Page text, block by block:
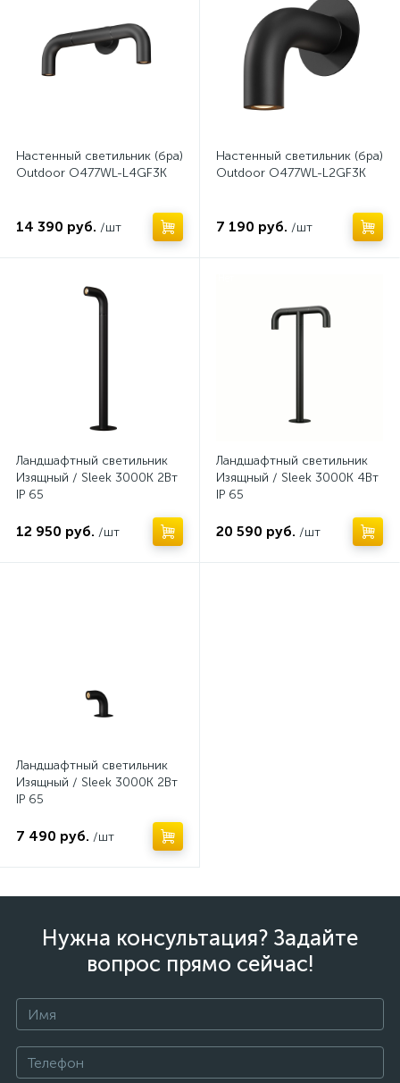
Настенный светильник (бра)
Outdoor O477WL-L4GF3K
14 390 руб. /шт
Настенный светильник (бра)
Outdoor O477WL-L2GF3K
7 190 руб. /шт
Ландшафтный светильник
Изящный / Sleek 3000К 2Вт
IP 65
12 950 руб. /шт
Ландшафтный светильник
Изящный / Sleek 3000К 4Вт
IP 65
20 590 руб. /шт
Ландшафтный светильник
Изящный / Sleek 3000К 2Вт
IP 65
7 490 руб. /шт
Нужна консультация? Задайте
вопрос прямо сейчас!